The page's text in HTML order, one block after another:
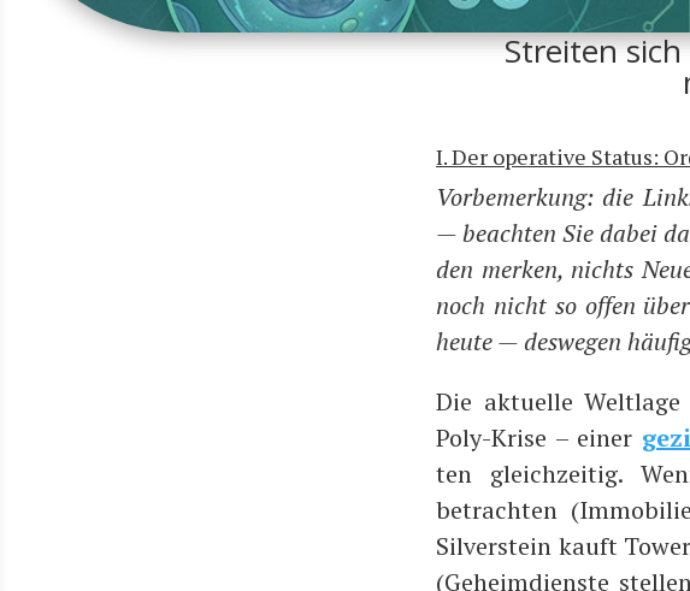
Streiten
I. Der operative Status:
Vor­be­mer­kung: die
— beach­ten Sie dabei
den mer­ken, nichts
noch nicht so offen
heu­te — des­we­gen
Die aktu­el­le
Poly-Kri­se – einer
ten gleich­zei­tig.
betrach­ten
Sil­ver­stein kauft
(Geheim­diens­te